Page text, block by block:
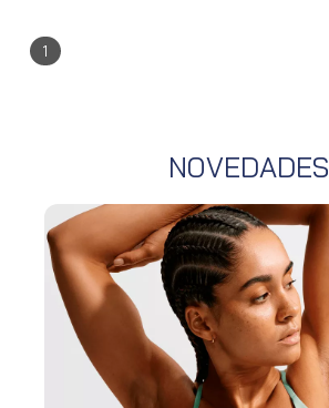
1
NOVEDADES